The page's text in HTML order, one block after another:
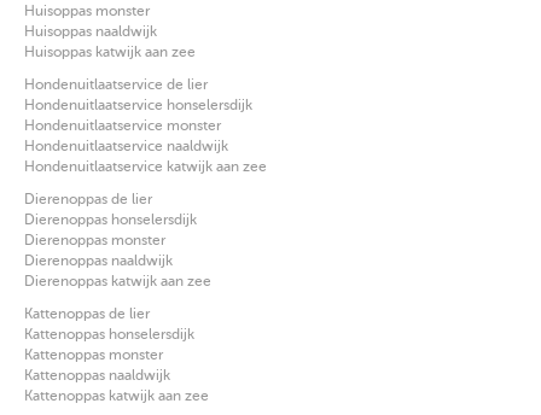
Huisoppas monster
Huisoppas naaldwijk
Huisoppas katwijk aan zee
Hondenuitlaatservice de lier
Hondenuitlaatservice honselersdijk
Hondenuitlaatservice monster
Hondenuitlaatservice naaldwijk
Hondenuitlaatservice katwijk aan zee
Dierenoppas de lier
Dierenoppas honselersdijk
Dierenoppas monster
Dierenoppas naaldwijk
Dierenoppas katwijk aan zee
Kattenoppas de lier
Kattenoppas honselersdijk
Kattenoppas monster
Kattenoppas naaldwijk
Kattenoppas katwijk aan zee